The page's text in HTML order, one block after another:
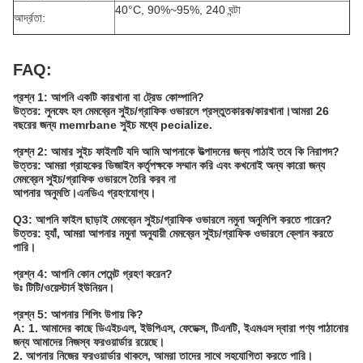
আর্দ্রতা:
40°C, 90%~95%, 240 ঘন্টা
FAQ:
প্রশ্ন 1: আপনি একটি কারখানা বা ট্রেড কোম্পানি?
উত্তর: লুনফেং হল মেমব্রেন সুইচ/গ্রাফিক ওভারলে প্রস্তুতকারক/কারখানা।আমরা 26
বছরের জন্য memrbane সুইচ মধ্যে pecialize.
প্রশ্ন 2: আমার সুইচ ফাইলটি যদি আমি আপনাকে উত্পাদনের জন্য পাঠাই তবে কি নিরাপদ?
উত্তর: আমরা গ্রাহকের ডিজাইন কর্তৃপক্ষকে সম্মান করি এবং কখনোই অন্য কারো জন্য
মেমব্রেন সুইচ/গ্রাফিক ওভারলে তৈরি করব না
আপনার অনুমতি।এনডিএ গ্রহণযোগ্য।
Q3: আপনি ফাইল ছাড়াই মেমব্রেন সুইচ/গ্রাফিক ওভারলে নমুনা অনুলিপি করতে পারেন?
উত্তর: হ্যাঁ, আমরা আপনার নমুনা অনুযায়ী মেমব্রেন সুইচ/গ্রাফিক ওভারলে ক্লোন করতে
পারি।
প্রশ্ন 4: আপনি কোন পেমেন্ট গ্রহণ করেন?
উঃ টিটি/ওয়েস্টার্ন ইউনিয়ন।
প্রশ্ন 5: আপনার শিপিং উপায় কি?
A: 1. আমাদের কাছে ডিএইচএল, ইউপিএস, ফেডেক্স, টিএনটি, ইএমএস দ্বারা পণ্য পাঠানোর
জন্য আমাদের নিজস্ব ফরওয়ার্ডার রয়েছে।
2. আপনার নিজের ফরওয়ার্ডার থাকলে, আমরা তাদের সাথে সহযোগিতা করতে পারি।